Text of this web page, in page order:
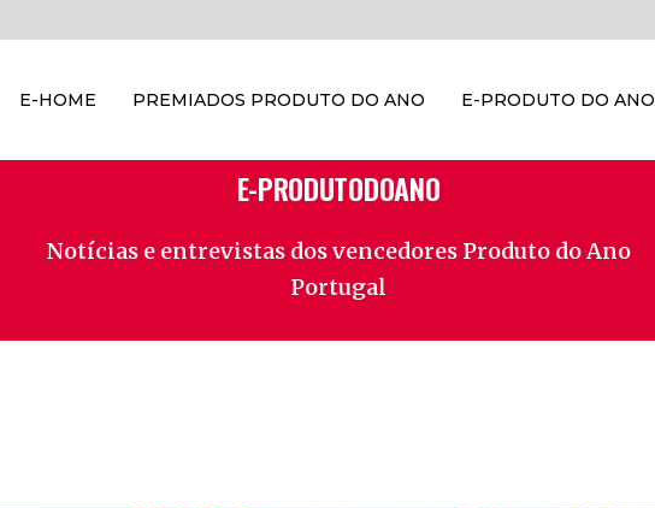
E-HOME PREMIADOS PRODUTO DO ANO E-PRODUTO DO ANO
E-PRODUTODOANO
Notícias e entrevistas dos vencedores Produto do Ano
Portugal